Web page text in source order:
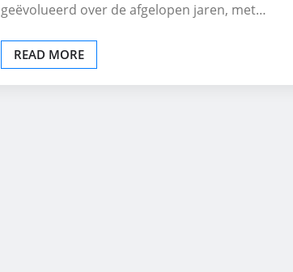
geëvolueerd over de afgelopen jaren, met…
READ MORE